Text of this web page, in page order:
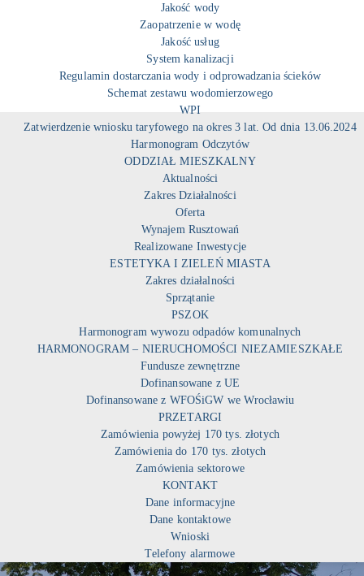
Jakość wody
Zaopatrzenie w wodę
Jakość usług
System kanalizacji
Regulamin dostarczania wody i odprowadzania ścieków
Schemat zestawu wodomierzowego
WPI
Zatwierdzenie wniosku taryfowego na okres 3 lat. Od dnia 13.06.2024
Harmonogram Odczytów
ODDZIAŁ MIESZKALNY
Aktualności
Zakres Działalności
Oferta
Wynajem Rusztowań
Realizowane Inwestycje
ESTETYKA I ZIELEŃ MIASTA
Zakres działalności
Sprzątanie
PSZOK
Harmonogram wywozu odpadów komunalnych
HARMONOGRAM – NIERUCHOMOŚCI NIEZAMIESZKAŁE
Fundusze zewnętrzne
Dofinansowane z UE
Dofinansowane z WFOŚiGW we Wrocławiu
PRZETARGI
Zamówienia powyżej 170 tys. złotych
Zamówienia do 170 tys. złotych
Zamówienia sektorowe
KONTAKT
Dane informacyjne
Dane kontaktowe
Wnioski
Telefony alarmowe